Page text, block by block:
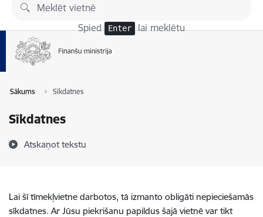
Pāriet uz lapas saturu
Spied Enter lai meklētu
Sākums Sīkdatnes
Sīkdatnes
Atskaņot tekstu
Lai šī tīmekļvietne darbotos, tā izmanto obligāti nepieciešamās
sīkdatnes. Ar Jūsu piekrišanu papildus šajā vietnē var tikt